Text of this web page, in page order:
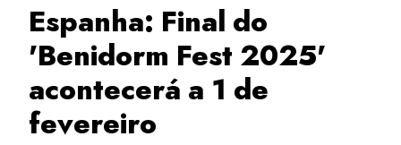
Espanha: Final do
'Benidorm Fest 2025'
acontecerá a 1 de
fevereiro